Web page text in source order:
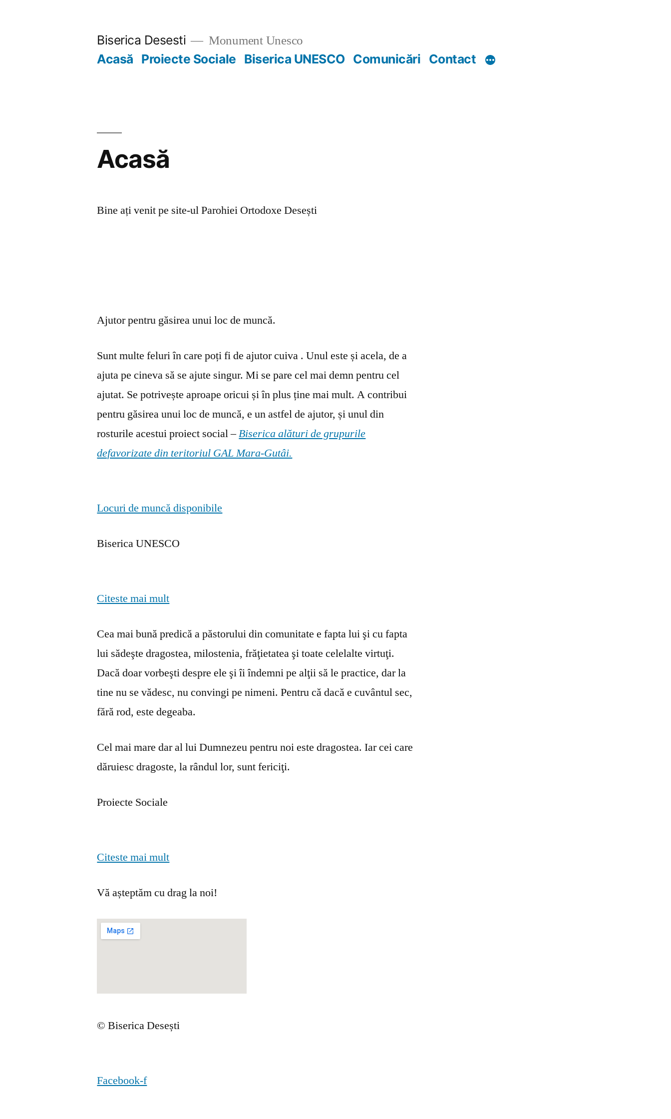
Biserica Desesti Monument Unesco
Acasă Proiecte Sociale Biserica UNESCO Comunicări Contact
Acasă
Bine ați venit pe site-ul Parohiei Ortodoxe Desești
Ajutor pentru găsirea unui loc de muncă.
Sunt multe feluri în care poți fi de ajutor cuiva . Unul este și acela, de a
ajuta pe cineva să se ajute singur. Mi se pare cel mai demn pentru cel
ajutat. Se potrivește aproape oricui și în plus ține mai mult. A contribui
pentru găsirea unui loc de muncă, e un astfel de ajutor, și unul din
rosturile acestui proiect social –Biserica alături de grupurile
defavorizate din teritoriul GAL Mara-Gutâi.
Locuri de muncă disponibile
Biserica UNESCO
Citeste mai mult
Cea mai bună predică a păstorului din comunitate e fapta lui şi cu fapta
lui sădeşte dragostea, milostenia, frăţietatea şi toate celelalte virtuţi.
Dacă doar vorbeşti despre ele şi îi îndemni pe alţii să le practice, dar la
tine nu se vă­desc, nu convingi pe nimeni. Pentru că dacă e cuvântul sec,
fără rod, este degeaba.
Cel mai mare dar al lui Dumnezeu pentru noi este dragostea. Iar cei care
dăruiesc dragoste, la rândul lor, sunt fericiţi.
Proiecte Sociale
Citeste mai mult
Vă așteptăm cu drag la noi!
© Biserica Desești
Facebook-f